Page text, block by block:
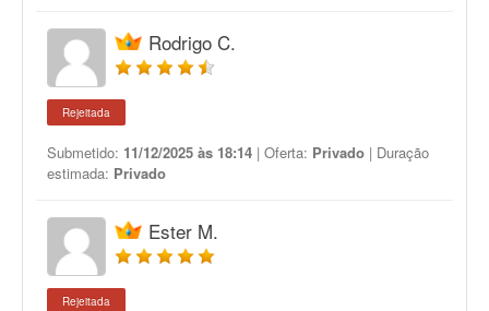
Rodrigo C.
Rejeitada
Submetido: 11/12/2025 às 18:14 | Oferta: Privado | Duração
estimada: Privado
Ester M.
Rejeitada